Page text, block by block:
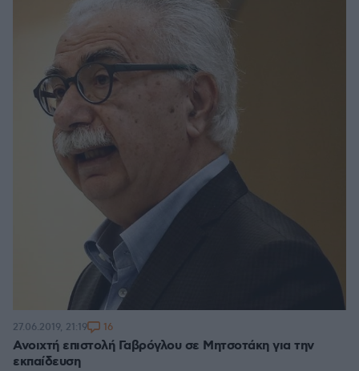
Ανοιχτή επιστολή Γαβρόγλου σε Μητσοτάκη για την
εκπαίδευση
27.06.2019, 21:19 16